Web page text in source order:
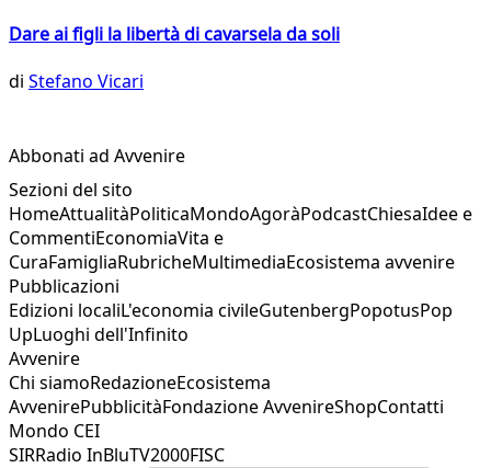
Dare ai figli la libertà di cavarsela da soli
di Stefano Vicari
Abbonati ad Avvenire
Sezioni del sito
HomeAttualitàPoliticaMondoAgoràPodcastChiesaIdee e
CommentiEconomiaVita e
CuraFamigliaRubricheMultimediaEcosistema avvenire
Pubblicazioni
Edizioni localiL'economia civileGutenbergPopotusPop
UpLuoghi dell'Infinito
Avvenire
Chi siamoRedazioneEcosistema
AvvenirePubblicitàFondazione AvvenireShopContatti
Mondo CEI
SIRRadio InBluTV2000FISC